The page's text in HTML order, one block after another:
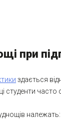
при
здається
студенти
належать: